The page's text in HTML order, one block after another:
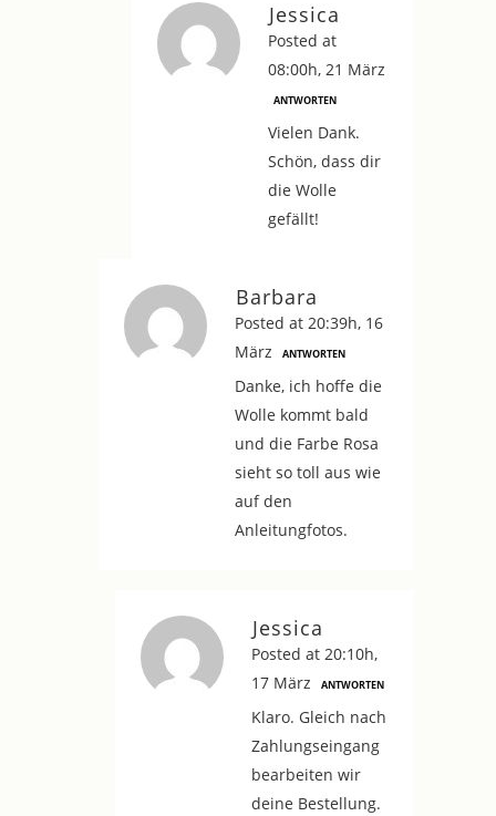
Jessica
Posted at
08:00h, 21 März
ANTWORTEN
Vielen Dank.
Schön, dass dir
die Wolle
gefällt!
Barbara
Posted at 20:39h, 16
März
ANTWORTEN
Danke, ich hoffe die
Wolle kommt bald
und die Farbe Rosa
sieht so toll aus wie
auf den
Anleitungfotos.
Jessica
Posted at 20:10h,
17 März
ANTWORTEN
Klaro. Gleich nach
Zahlungseingang
bearbeiten wir
deine Bestellung.